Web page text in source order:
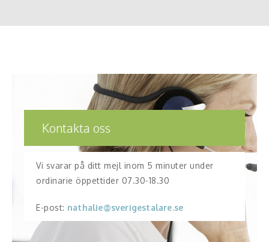
Kontakta oss
Vi svarar på ditt mejl inom 5 minuter under
ordinarie öppettider 07.30-18.30
E-post: nathalie@sverigestalare.se